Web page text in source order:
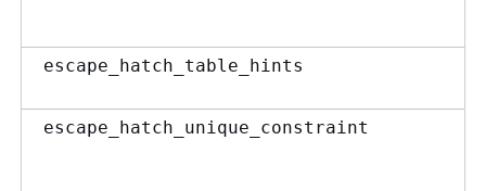
escape_hatch_table_hints
escape_hatch_unique_constraint